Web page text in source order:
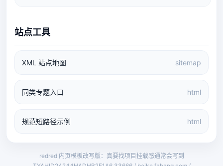
站点工具
XML 站点地图 sitemap
同类专题入口 html
规范短路径示例 html
redred 内页模板改写版：真要找项目挂载感通常会写到